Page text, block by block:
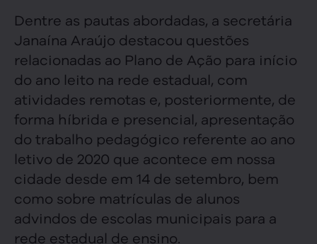
Dentre as pautas abordadas, a secretária
Janaína Araújo destacou questões
relacionadas ao Plano de Ação para início
do ano leito na rede estadual, com
atividades remotas e, posteriormente, de
forma híbrida e presencial, apresentação
do trabalho pedagógico referente ao ano
letivo de 2020 que acontece em nossa
cidade desde em 14 de setembro, bem
como sobre matrículas de alunos
advindos de escolas municipais para a
rede estadual de ensino.